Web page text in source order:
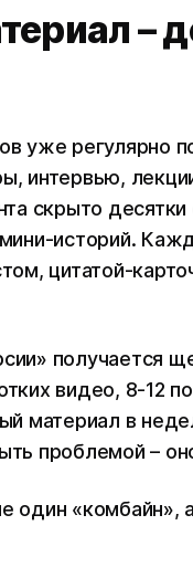
–
уже регулярно
интервью,
скрыто
историй.
цитатой-
получается
видео, 8-12
материал в
проблемой –
«комбайн»,